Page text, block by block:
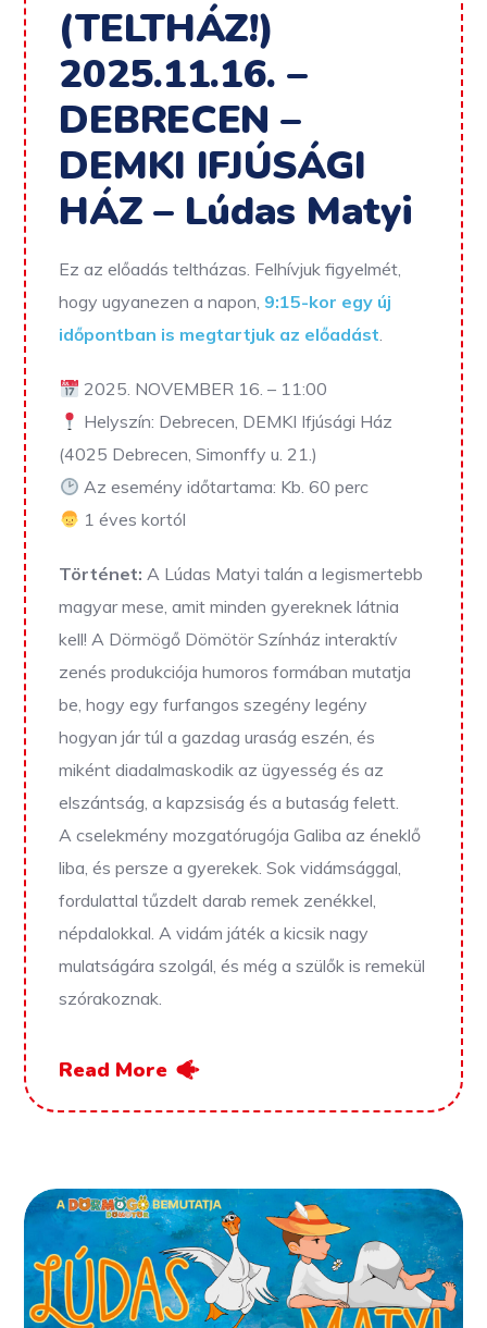
(TELTHÁZ!)
2025.11.16. –
DEBRECEN –
DEMKI IFJÚSÁGI
HÁZ – Lúdas Matyi
Ez az előadás teltházas. Felhívjuk figyelmét,
hogy ugyanezen a napon, 9:15-kor egy új
időpontban is megtartjuk az előadást
2025. NOVEMBER 16. – 11:00
Helyszín: Debrecen, DEMKI Ifjúsági Ház
(4025 Debrecen, Simonffy u. 21.)
Az esemény időtartama: Kb. 60 perc
1 éves kortól
Történet: A Lúdas Matyi talán a legismertebb
magyar mese, amit minden gyereknek látnia
kell! A Dörmögő Dömötör Színház interaktív
zenés produkciója humoros formában mutatja
be, hogy egy furfangos szegény legény
hogyan jár túl a gazdag uraság eszén, és
miként diadalmaskodik az ügyesség és az
elszántság, a kapzsiság és a butaság felett.
A cselekmény mozgatórugója Galiba az éneklő
liba, és persze a gyerekek. Sok vidámsággal,
fordulattal tűzdelt darab remek zenékkel,
népdalokkal. A vidám játék a kicsik nagy
mulatságára szolgál, és még a szülők is remekül
szórakoznak.
Read More